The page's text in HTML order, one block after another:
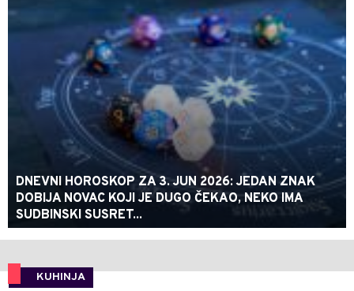
DNEVNI HOROSKOP ZA 3. JUN 2026: JEDAN ZNAK
DOBIJA NOVAC KOJI JE DUGO ČEKAO, NEKO IMA
SUDBINSKI SUSRET...
KUHINJA